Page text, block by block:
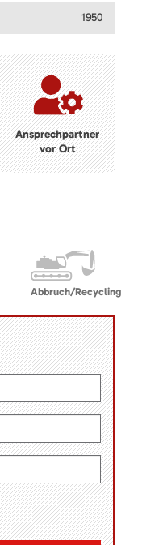
1950
Ansprechpartner
vor Ort
Abbruch/Recycling